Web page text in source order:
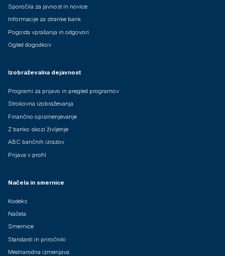
Sporočila za javnost in novice
Informacije za stranke bank
Pogosta vprašanja in odgovori
Ogled dogodkov
Izobraževalna dejavnost
Programi za prijavo in pregled programov
Strokovna izobraževanja
Finančno opismenjevanje
Z banko skozi življenje
ABC bančnih izrazov
Prijava v profil
Načela in smernice
Kodeks
Načela
Smernice
Standardi in priročniki
Mednarodna izmenjava